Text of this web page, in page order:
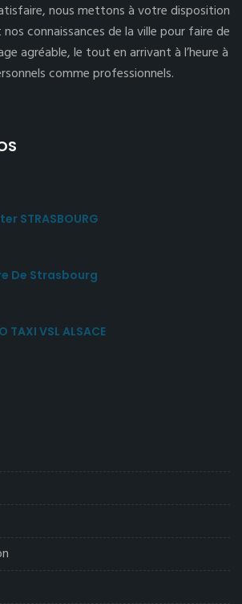
nous mettons à votre disposition
connaissances de la ville pour faire de
agréable, le tout en arrivant à l’heure à
comme professionnels.
STRASBOURG
De Strasbourg
TAXI VSL ALSACE